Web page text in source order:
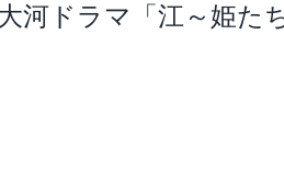
河ドラマ「江～姫た